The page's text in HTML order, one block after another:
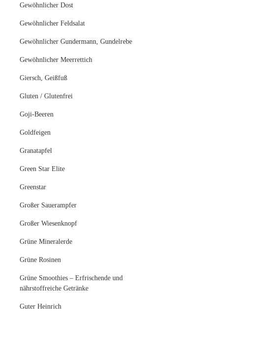
Gewöhnlicher Dost
Gewöhnlicher Feldsalat
Gewöhnlicher Gundermann, Gundelrebe
Gewöhnlicher Meerrettich
Giersch, Geißfuß
Gluten / Glutenfrei
Goji-Beeren
Goldfeigen
Granatapfel
Green Star Elite
Greenstar
Großer Sauerampfer
Großer Wiesenknopf
Grüne Mineralerde
Grüne Rosinen
Grüne Smoothies – Erfrischende und
nährstoffreiche Getränke
Guter Heinrich